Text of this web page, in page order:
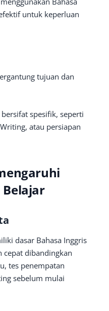
untuk keperluan
tujuan dan
spesifik, seperti
atau persiapan
dasar Bahasa Inggris
cepat dibandingkan
tes penempatan
sebelum mulai